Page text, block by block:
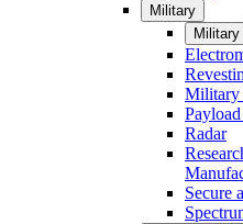
Military
Military
Military
Radar
Secure